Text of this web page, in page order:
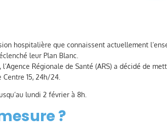
hospitalière que connaissent actuellement
leur Plan Blanc.
Régionale de Santé (ARS) a décidé de
Centre 15, 24h/24.
lundi 2 février à 8h.
?